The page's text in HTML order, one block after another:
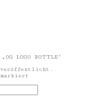
LOGO BOTTLE“
veröffentlicht.
markiert